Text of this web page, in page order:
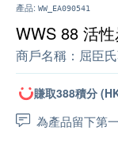
產品: WW_EA090541
WWS 88 活
商戶名稱： 屈臣
賺取388積分
為產品留下第